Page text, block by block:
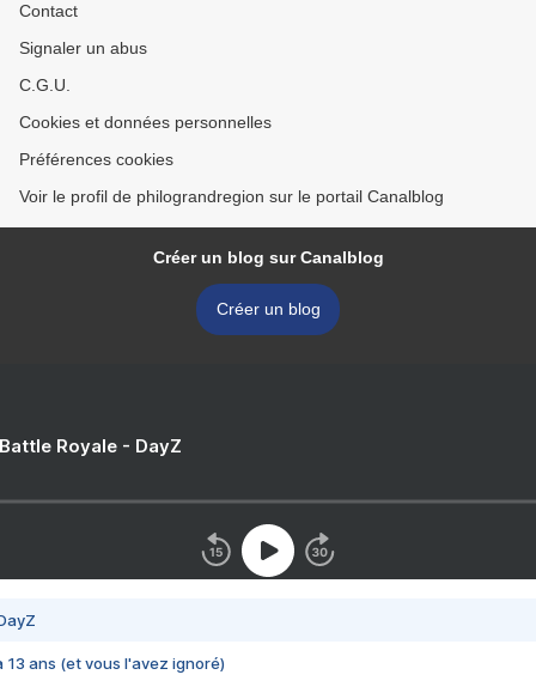
Contact
Signaler un abus
C.G.U.
Cookies et données personnelles
Préférences cookies
Voir le profil de philograndregion sur le portail Canalblog
Créer un blog sur Canalblog
Créer un blog
Royale - DayZ
13 ans (et vous l'avez ignoré)